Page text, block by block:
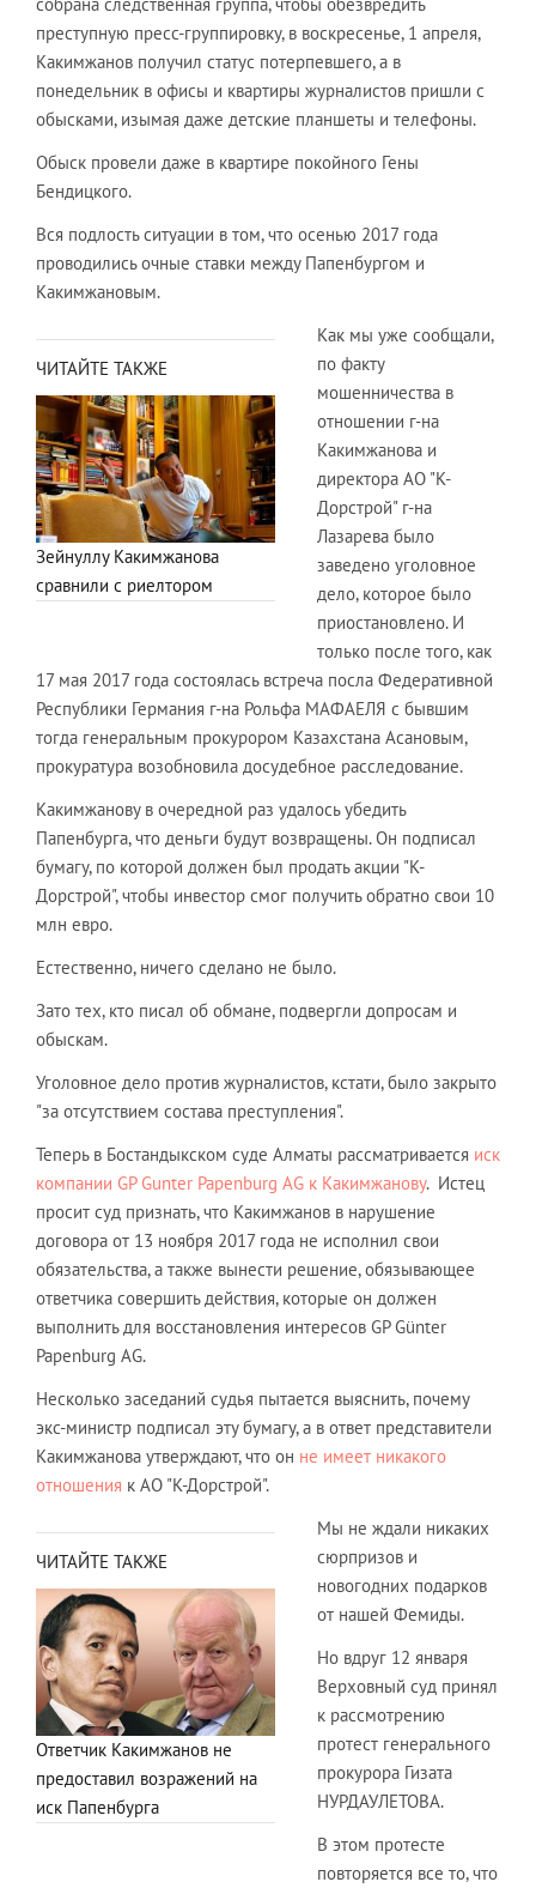
преступную пресс-группировку, в воскресенье, 1 апреля,
Какимжанов получил статус потерпевшего, а в
понедельник в офисы и квартиры журналистов пришли с
обысками, изымая даже детские планшеты и телефоны.
Обыск провели даже в квартире покойного Гены
Бендицкого.
Вся подлость ситуации в том, что осенью 2017 года
проводились очные ставки между Папенбургом и
Какимжановым.
ЧИТАЙТЕ ТАКЖЕ
Зейнуллу Какимжанова
сравнили с риелтором
Как мы уже сообщали,
по факту
мошенничества в
отношении г-на
Какимжанова и
директора АО "К-
Дорстрой" г-на
Лазарева было
заведено уголовное
дело, которое было
приостановлено. И
только после того, как
17 мая 2017 года состоялась встреча посла Федеративной
Республики Германия г-на Рольфа МАФАЕЛЯ с бывшим
тогда генеральным прокурором Казахстана Асановым,
прокуратура возобновила досудебное расследование.
Какимжанову в очередной раз удалось убедить
Папенбурга, что деньги будут возвращены. Он подписал
бумагу, по которой должен был продать акции "К-
Дорстрой", чтобы инвестор смог получить обратно свои 10
млн евро.
Естественно, ничего сделано не было.
Зато тех, кто писал об обмане, подвергли допросам и
обыскам.
Уголовное дело против журналистов, кстати, было закрыто
"за отсутствием состава преступления".
Теперь в Бостандыкском суде Алматы рассматривается иск
компании GP Gunter Papenburg AG к Какимжанову. Истец
просит суд признать, что Какимжанов в нарушение
договора от 13 ноября 2017 года не исполнил свои
обязательства, а также вынести решение, обязывающее
ответчика совершить действия, которые он должен
выполнить для восстановления интересов GP Günter
Papenburg AG.
Несколько заседаний судья пытается выяснить, почему
экс-министр подписал эту бумагу, а в ответ представители
Какимжанова утверждают, что он не имеет никакого
отношения к АО "К-Дорстрой".
ЧИТАЙТЕ ТАКЖЕ
Ответчик Какимжанов не
предоставил возражений на
иск Папенбурга
Мы не ждали никаких
сюрпризов и
новогодних подарков
от нашей Фемиды.
Но вдруг 12 января
Верховный суд принял
к рассмотрению
протест генерального
прокурора Гизата
НУРДАУЛЕТОВА.
В этом протесте
повторяется все то, что